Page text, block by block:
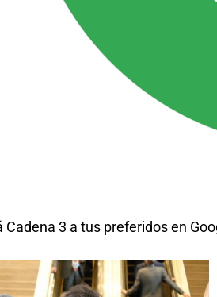
Cadena 3 a tus preferidos en